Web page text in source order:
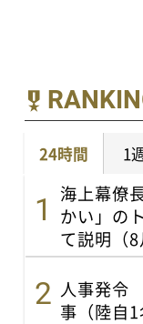
24時間 1
海上幕僚
かい」の
て説明（8
人事発令
事（陸自1